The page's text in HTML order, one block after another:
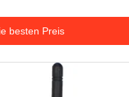
besten Preis